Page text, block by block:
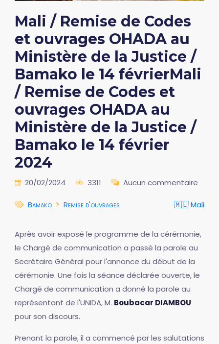
Mali / Remise de Codes
et ouvrages OHADA au
Ministère de la Justice /
Bamako le 14 févrierMali
/ Remise de Codes et
ouvrages OHADA au
Ministère de la Justice /
Bamako le 14 février
2024
20/02/2024 3311 Aucun commentaire
🇲🇱 Mali
Bamako Remise d'ouvrages
Après avoir exposé le programme de la cérémonie,
le Chargé de communication a passé la parole au
Secrétaire Général pour l'annonce du début de la
cérémonie. Une fois la séance déclarée ouverte, le
Chargé de communication a donné la parole au
représentant de l'UNIDA, M. Boubacar DIAMBOU
pour son discours.
Prenant la parole, il a commencé par les salutations